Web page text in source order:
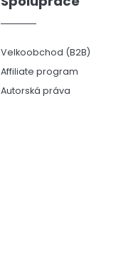
Velkoobchod (B2B)
Affiliate program
Autorská práva